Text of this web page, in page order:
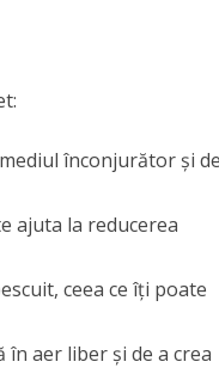
înconjurător și
ajuta la reducerea
ceea ce îți poate
aer liber și de a crea